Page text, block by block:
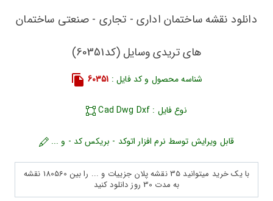
دانلود نقشه ساختمان اداری - تجاری - صنعتی ساختمان
های تریدی وسایل (کد60351)
شناسه محصول و کد فایل : 60351
نوع فایل : Cad Dwg Dxf
قابل ویرایش توسط نرم افزار اتوکد - بریکس کد - و ...
با یک خرید میتوانید 35 نقشه پلان جزییات و ... را بین 180560 نقشه
به مدت 30 روز دانلود کنید